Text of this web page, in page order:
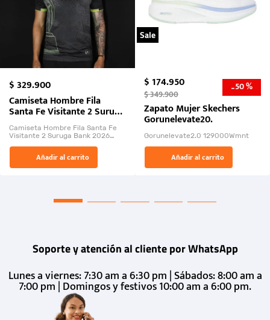
$329.900
Camiseta Hombre Fila
Santa Fe Visitante 2 Suruga
Bank 2026
Camiseta Hombre Fila Santa Fe
Visitante 2 Suruga Bank 2026
El Rugido del Sol Naciente:
“Primeros para la Et...
Añadir al carrito
Sale
$174.950
$349.900 -50 %
Zapato Mujer Skechers
Gorunelevate20.
Gorunelevate2.0 129000Wmnt
Añadir al carrito
Soporte y atención al cliente por WhatsApp
Lunes a viernes: 7:30 am a 6:30 pm | Sábados: 8:00 am a
7:00 pm | Domingos y festivos 10:00 am a 6:00 pm.